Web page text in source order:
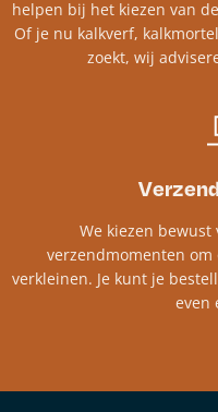
helpen bij het kiezen van
Of je nu kalkverf,
zoekt, wij
We kiezen
verzendmomenten om
verkleinen. Je kunt je
even